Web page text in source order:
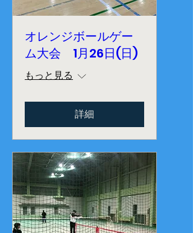
オレンジボールゲー
ム大会 1月26日(日)
もっと見る
詳細